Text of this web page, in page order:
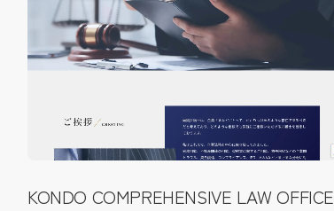
KONDO COMPREHENSIVE LAW OFFICE